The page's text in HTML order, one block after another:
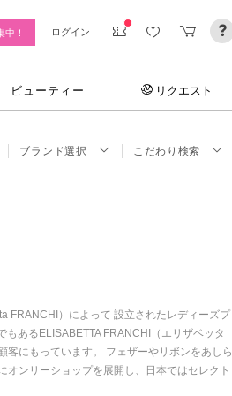
中！ ログイン
ビューティー リクエスト
ブランド選択 こだわり検索
FRANCHI）によって 設立されたレディーズプ
あるELISABETTA FRANCHI（エリザベッタ
にもっています。 フェザーやリボンをあしら
ンリーショップを展開し、日本ではセレクト